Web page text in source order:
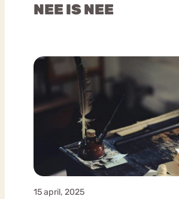
NEE IS NEE
15 april, 2025